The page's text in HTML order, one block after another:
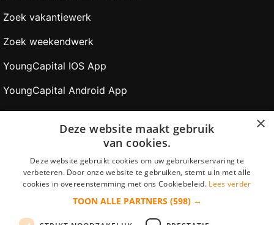
Zoek vakantiewerk
Zoek weekendwerk
YoungCapital IOS App
YoungCapital Android App
Werkgevers
CV Zoeken
Plaats vacature
×
Deze website maakt gebruik
van cookies.
Deze website gebruikt cookies om uw gebruikerservaring te
verbeteren. Door onze website te gebruiken, stemt u in met alle
cookies in overeenstemming met ons Cookiebeleid. Lees verder
TOON ALLE PARTNERS (598) →